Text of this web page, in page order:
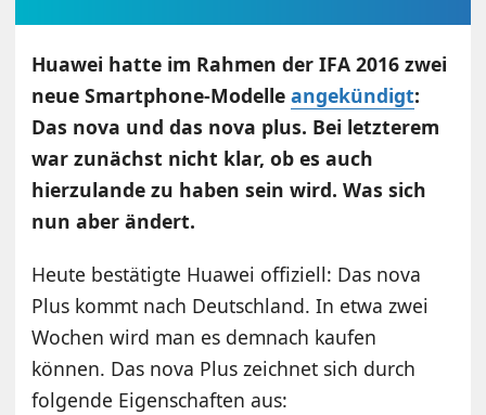
Huawei hatte im Rahmen der IFA 2016 zwei
neue Smartphone-Modelleangekündigt:
Das nova und das nova plus. Bei letzterem
war zunächst nicht klar, ob es auch
hierzulande zu haben sein wird. Was sich
nun aber ändert.
Heute bestätigte Huawei offiziell: Das nova
Plus kommt nach Deutschland. In etwa zwei
Wochen wird man es demnach kaufen
können. Das nova Plus zeichnet sich durch
folgende Eigenschaften aus: